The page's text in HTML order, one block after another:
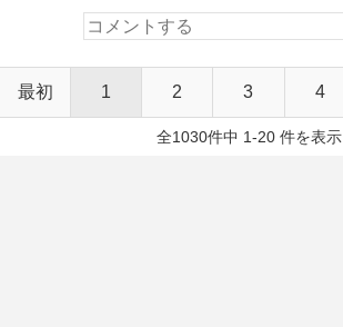
最初 1 2 3 4
全1030件中 1-20 件を表示